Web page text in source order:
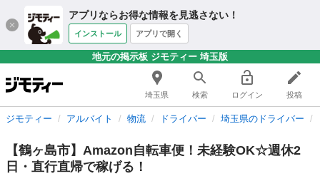
アプリならお得な情報を見逃さない！
インストール アプリで開く
地元の掲示板 ジモティー 埼玉版
埼玉県 検索 ログイン 投稿
ジモティー アルバイト 物流 ドライバー 埼玉県のドライバー
【鶴ヶ島市】Amazon自転車便！未経験OK☆週休2
日・直行直帰で稼げる！